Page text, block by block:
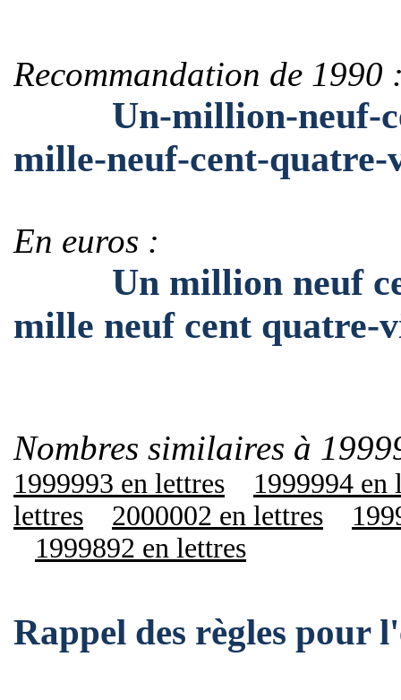
Recommandation de 1990
Un-million-neuf-
mille-neuf-cent-quatre-
En euros :
Un million neuf
mille neuf cent quatre-
Nombres similaires à
1999993 en lettres
1999994 en
lettres
2000002 en lettres
1999892 en lettres
Rappel des règles pour